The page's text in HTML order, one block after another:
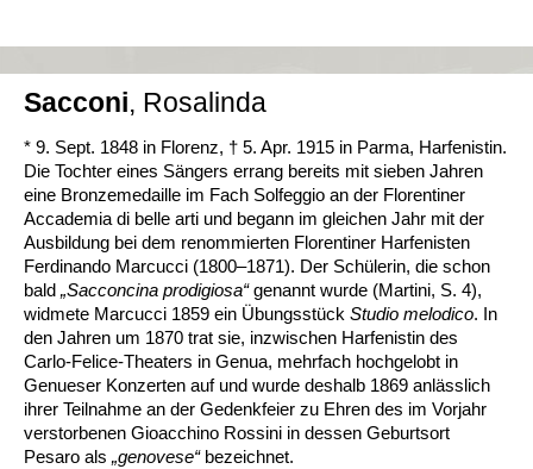
Sacconi, Rosalinda
* 9. Sept. 1848 in Florenz, † 5. Apr. 1915 in Parma, Harfenistin.
Die Tochter eines Sängers errang bereits mit sieben Jahren
eine Bronzemedaille im Fach Solfeggio an der Florentiner
Accademia di belle arti und begann im gleichen Jahr mit der
Ausbildung bei dem renommierten Florentiner Harfenisten
Ferdinando Marcucci (1800–1871). Der Schülerin, die schon
bald „Sacconcina prodigiosa“genannt wurde (Martini, S. 4),
widmete Marcucci 1859 ein Übungsstück Studio melodico. In
den Jahren um 1870 trat sie, inzwischen Harfenistin des
Carlo-Felice-Theaters in Genua, mehrfach hochgelobt in
Genueser Konzerten auf und wurde deshalb 1869 anlässlich
ihrer Teilnahme an der Gedenkfeier zu Ehren des im Vorjahr
verstorbenen Gioacchino Rossini in dessen Geburtsort
Pesaro als „genovese“ bezeichnet.